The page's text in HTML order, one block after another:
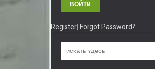
Register Forgot Password?